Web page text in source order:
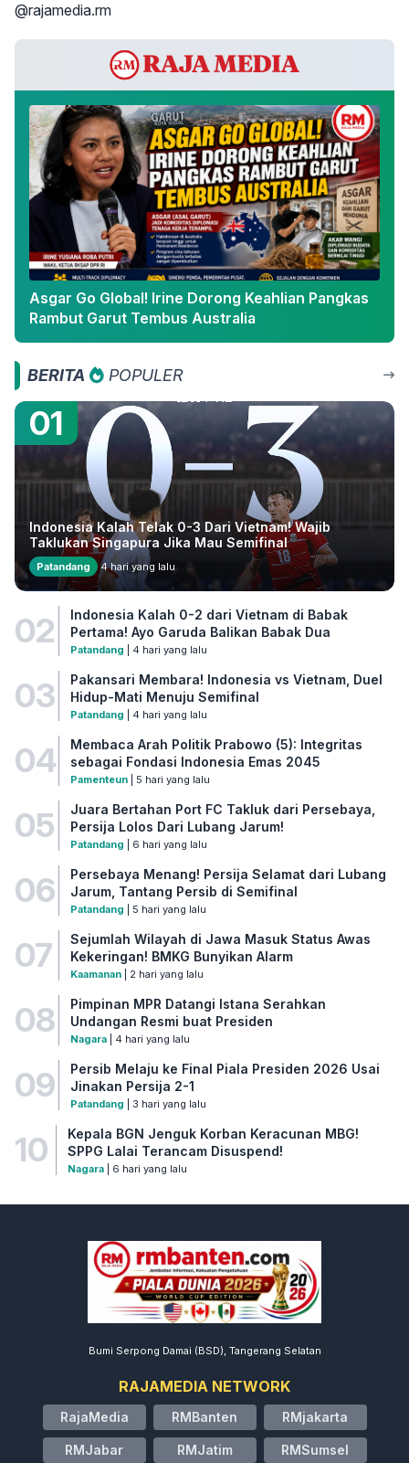
@rajamedia.rm
Asgar Go Global! Irine Dorong Keahlian Pangkas
Rambut Garut Tembus Australia
BERITA POPULER
01
Indonesia Kalah Telak 0-3 Dari Vietnam! Wajib
Taklukan Singapura Jika Mau Semifinal
Patandang 4 hari yang lalu
02
Indonesia Kalah 0-2 dari Vietnam di Babak
Pertama! Ayo Garuda Balikan Babak Dua
Patandang | 4 hari yang lalu
03
Pakansari Membara! Indonesia vs Vietnam, Duel
Hidup-Mati Menuju Semifinal
Patandang | 4 hari yang lalu
04
Membaca Arah Politik Prabowo (5): Integritas
sebagai Fondasi Indonesia Emas 2045
Pamenteun| 5 hari yang lalu
05
Juara Bertahan Port FC Takluk dari Persebaya,
Persija Lolos Dari Lubang Jarum!
Patandang | 6 hari yang lalu
06
Persebaya Menang! Persija Selamat dari Lubang
Jarum, Tantang Persib di Semifinal
Patandang | 5 hari yang lalu
07
Sejumlah Wilayah di Jawa Masuk Status Awas
Kekeringan! BMKG Bunyikan Alarm
Kaamanan| 2 hari yang lalu
08
Pimpinan MPR Datangi Istana Serahkan
Undangan Resmi buat Presiden
Nagara| 4 hari yang lalu
09
Persib Melaju ke Final Piala Presiden 2026 Usai
Jinakan Persija 2-1
Patandang | 3 hari yang lalu
10
Kepala BGN Jenguk Korban Keracunan MBG!
SPPG Lalai Terancam Disuspend!
Nagara| 6 hari yang lalu
Bumi Serpong Damai (BSD), Tangerang Selatan
RAJAMEDIA NETWORK
RajaMedia RMBanten RMjakarta
RMJabar RMJatim RMSumsel